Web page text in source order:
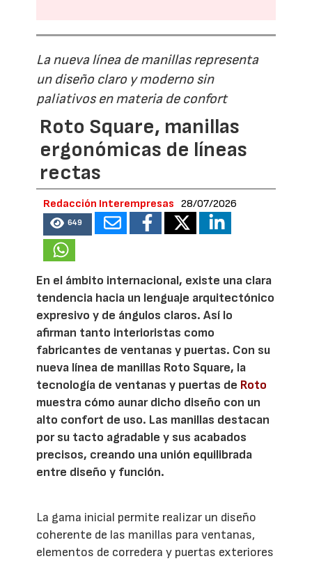
La nueva línea de manillas representa
un diseño claro y moderno sin
paliativos en materia de confort
Roto Square, manillas
ergonómicas de líneas
rectas
Redacción Interempresas 28/07/2026
649
En el ámbito internacional, existe una clara
tendencia hacia un lenguaje arquitectónico
expresivo y de ángulos claros. Así lo
afirman tanto interioristas como
fabricantes de ventanas y puertas. Con su
nueva línea de manillas Roto Square, la
tecnología de ventanas y puertas de Roto
muestra cómo aunar dicho diseño con un
alto confort de uso. Las manillas destacan
por su tacto agradable y sus acabados
precisos, creando una unión equilibrada
entre diseño y función.
La gama inicial permite realizar un diseño
coherente de las manillas para ventanas,
elementos de corredera y puertas exteriores